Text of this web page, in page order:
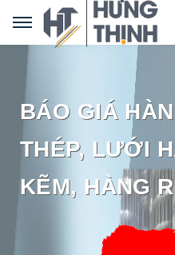
BÁO GIÁ
THÉP, LƯỚI
KẼM, HÀNG